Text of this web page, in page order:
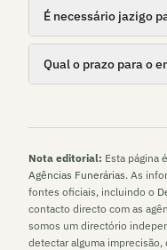
É necessário jazigo
Qual o prazo para o
Nota editorial: Esta página
Agências Funerárias. As
fontes oficiais, incluindo o
contacto directo com as
somos um directório
detectar alguma imprecisão,